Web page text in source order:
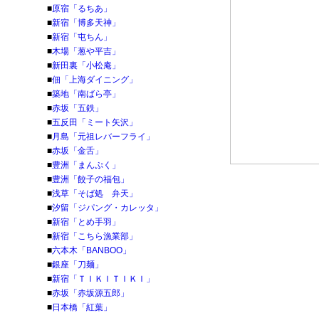
■原宿「るちあ」
■新宿「博多天神」
■新宿「屯ちん」
■木場「葱や平吉」
■新田裏「小松庵」
■佃「上海ダイニング」
■築地「南ばら亭」
■赤坂「五鉄」
■五反田「ミート矢沢」
■月島「元祖レバーフライ」
■赤坂「金舌」
■豊洲「まんぷく」
■豊洲「餃子の福包」
■浅草「そば処 弁天」
■汐留「ジパング・カレッタ」
■新宿「とめ手羽」
■新宿「こちら漁業部」
■六本木「BANBOO」
■銀座「刀麺」
■新宿「ＴＩＫＩＴＩＫＩ」
■赤坂「赤坂源五郎」
■日本橋「紅葉」